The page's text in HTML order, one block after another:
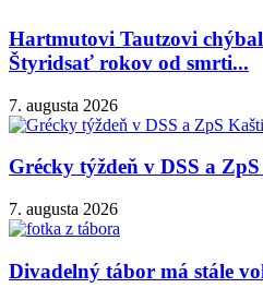
Hartmutovi Tautzovi
Štyridsať rokov od smrti...
7. augusta 2026
Grécky týždeň v DSS a
7. augusta 2026
Divadelný tábor má stále